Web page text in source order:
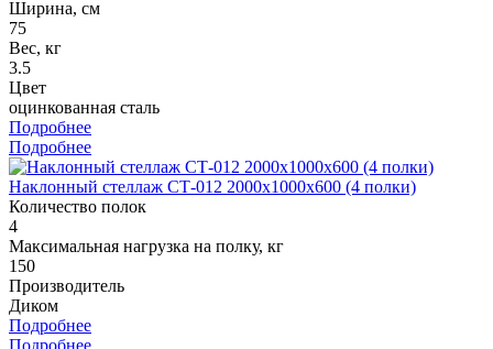
Ширина, см
75
Вес, кг
3.5
Цвет
оцинкованная сталь
Подробнее
Подробнее
Наклонный стеллаж СТ-012 2000x1000x600 (4 полки)
Количество полок
4
Максимальная нагрузка на полку, кг
150
Производитель
Диком
Подробнее
Подробнее